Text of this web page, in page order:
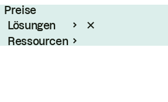
Preise
Lösungen
Ressourcen